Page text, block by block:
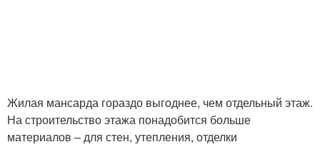
Жилая мансарда гораздо выгоднее, чем отдельный этаж.
На строительство этажа понадобится больше
материалов – для стен, утепления, отделки